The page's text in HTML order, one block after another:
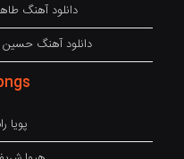
دانلود آهنگ
دانلود آهنگ حسین
پویا